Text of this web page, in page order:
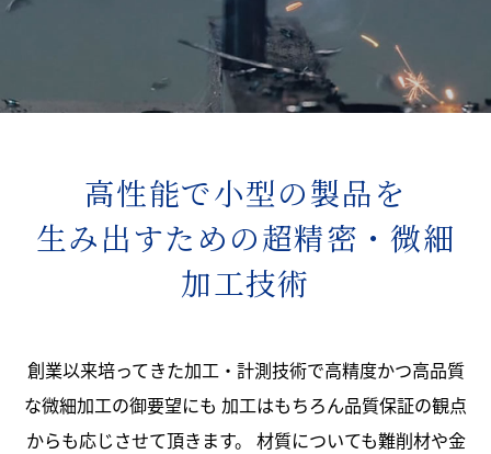
高性能で小型の製品を
生み出すための超精密・微細
加工技術
創業以来培ってきた加工・計測技術で高精度かつ高品質
な微細加工の御要望にも 加工はもちろん品質保証の観点
からも応じさせて頂きます。 材質についても難削材や金